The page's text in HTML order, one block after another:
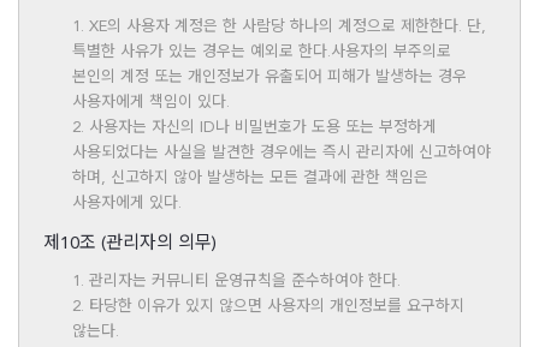
1. XE의 사용자 계정은 한 사람당 하나의 계정으로 제한한다. 단,
특별한 사유가 있는 경우는 예외로 한다.사용자의 부주의로
본인의 계정 또는 개인정보가 유출되어 피해가 발생하는 경우
사용자에게 책임이 있다.
2. 사용자는 자신의 ID나 비밀번호가 도용 또는 부정하게
사용되었다는 사실을 발견한 경우에는 즉시 관리자에 신고하여야
하며, 신고하지 않아 발생하는 모든 결과에 관한 책임은
사용자에게 있다.
제10조 (관리자의 의무)
1. 관리자는 커뮤니티 운영규칙을 준수하여야 한다.
2. 타당한 이유가 있지 않으면 사용자의 개인정보를 요구하지
않는다.